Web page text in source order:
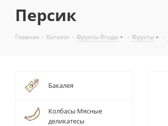
Персик
Главная - Каталог - Фрукты Ягоды - Фрукты -
Бакалея
Колбасы Мясные
деликатесы